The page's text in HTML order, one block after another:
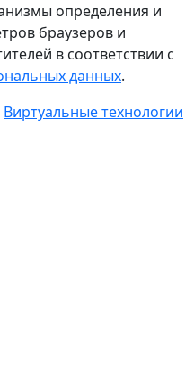
определения и
браузеров и
в соответствии с
данных.
Виртуальные технологии